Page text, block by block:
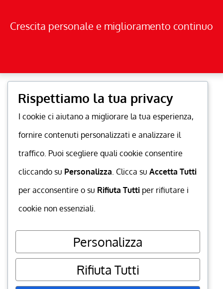
Crescita personale e miglioramento continuo
Rispettiamo la tua privacy
I cookie ci aiutano a migliorare la tua esperienza,
fornire contenuti personalizzati e analizzare il
traffico. Puoi scegliere quali cookie consentire
cliccando su Personalizza. Clicca su Accetta Tutti
per acconsentire o su Rifiuta Tutti per rifiutare i
cookie non essenziali.
Personalizza
Rifiuta Tutti